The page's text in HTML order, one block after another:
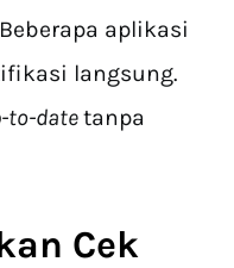
aplikasi
langsung.
to-datetanpa
Cek